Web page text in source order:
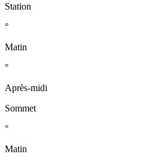
Station
°
Matin
°
Après-midi
Sommet
°
Matin